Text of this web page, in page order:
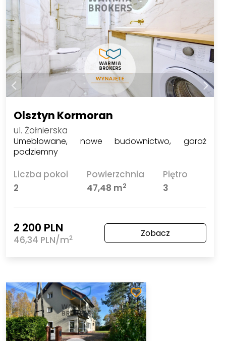
Olsztyn Kormoran
ul. Żołnierska
Umeblowane, nowe budownictwo, garaż
podziemny
Liczba pokoi
2
Powierzchnia
47,48 m2
Piętro
3
2 200 PLN
46,34 PLN/m2 Zobacz